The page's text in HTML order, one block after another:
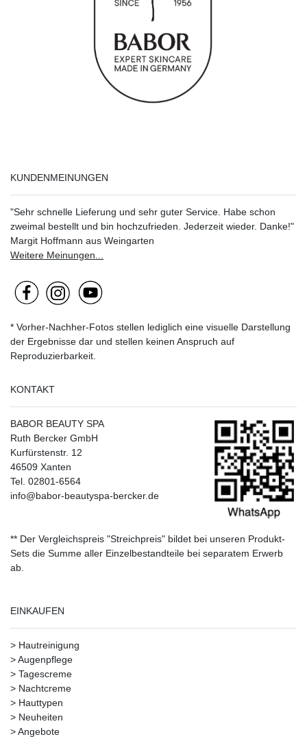
KUNDENMEINUNGEN
"Sehr schnelle Lieferung und sehr guter Service. Habe schon
zweimal bestellt und bin hochzufrieden. Jederzeit wieder. Danke!"
Margit Hoffmann aus Weingarten
Weitere Meinungen...
* Vorher-Nachher-Fotos stellen lediglich eine visuelle Darstellung
der Ergebnisse dar und stellen keinen Anspruch auf
Reproduzierbarkeit.
KONTAKT
BABOR BEAUTY SPA
Ruth Bercker GmbH
Kurfürstenstr. 12
46509 Xanten
Tel. 02801-6564
info@babor-beautyspa-bercker.de
** Der Vergleichspreis "Streichpreis" bildet bei unseren Produkt-
Sets die Summe aller Einzelbestandteile bei separatem Erwerb
ab.
EINKAUFEN
> Hautreinigung
>Augenpflege
> Tagescreme
> Nachtcreme
> Hauttypen
> Neuheiten
>Angebote